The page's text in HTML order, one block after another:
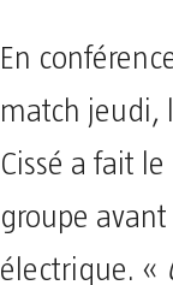
En
match jeudi,
Cissé a fait
groupe
électrique. «